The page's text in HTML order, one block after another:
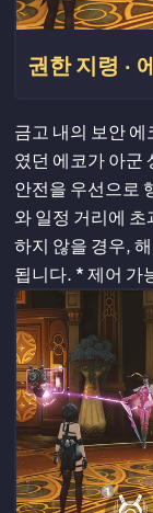
권한 지령 ·
금고 내의 보안
였던 에코가 아군
안전을 우선으로
와 일정 거리에
하지 않을 경우,
됩니다. * 제어 가